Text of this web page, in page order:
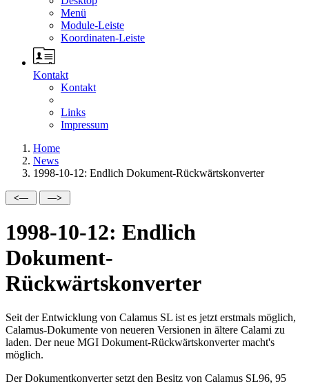
Menü
Module-Leiste
Koordinaten-Leiste
Kontakt
Kontakt
Links
Impressum
Home
News
1998-10-12: Endlich Dokument-Rückwärtskonverter
1998-10-12: Endlich
Dokument-
Rückwärtskonverter
Seit der Entwicklung von Calamus SL ist es jetzt erstmals möglich,
Calamus-Dokumente von neueren Versionen in ältere Calami zu
laden. Der neue MGI Dokument-Rückwärtskonverter macht's
möglich.
Der Dokumentkonverter setzt den Besitz von Calamus SL96, 95